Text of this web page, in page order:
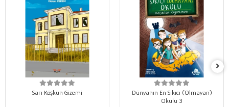
Sarı Köşkün Gizemi
Dünyanın En Sıkıcı (Olmayan)
Okulu 3